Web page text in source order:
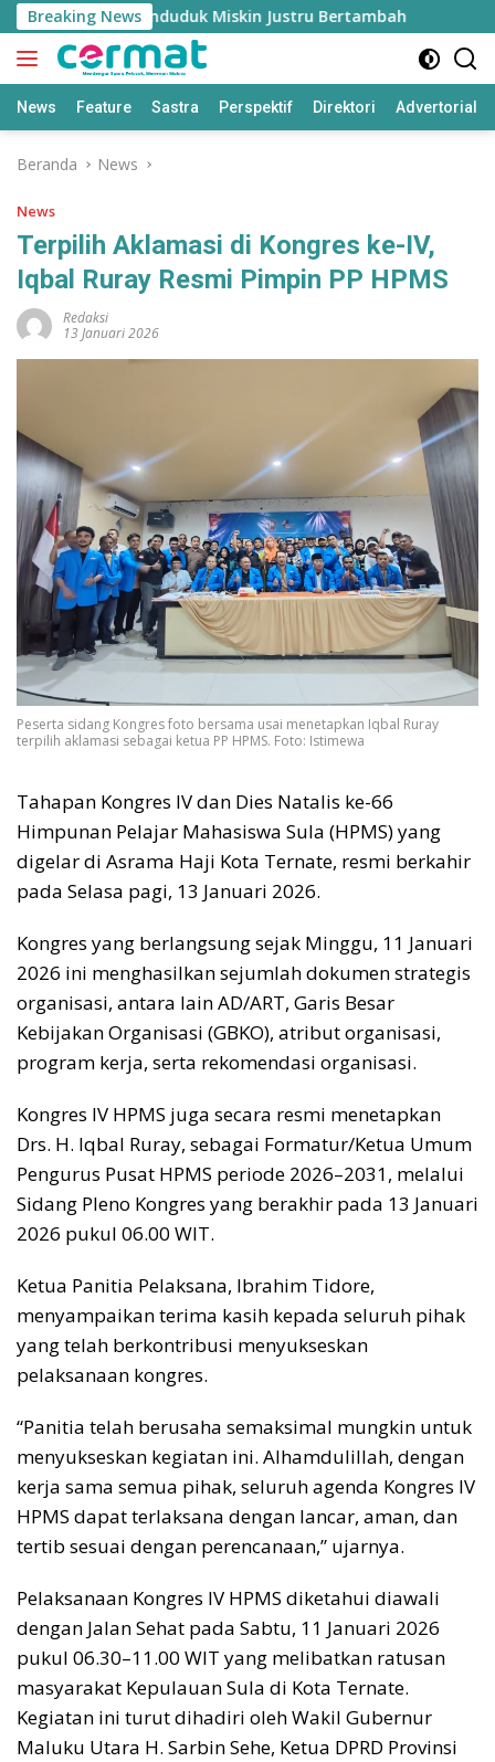
Langsung
ke
konten
Breaking News
Tinggi, Penduduk Miskin Justru Bertambah
News Feature Sastra Perspektif Direktori Advertorial
Beranda News
News
Terpilih Aklamasi di Kongres ke-IV,
Iqbal Ruray Resmi Pimpin PP HPMS
Redaksi
13 Januari 2026
Peserta sidang Kongres foto bersama usai menetapkan Iqbal Ruray
terpilih aklamasi sebagai ketua PP HPMS. Foto: Istimewa
Tahapan Kongres IV dan Dies Natalis ke-66
Himpunan Pelajar Mahasiswa Sula (HPMS) yang
digelar di Asrama Haji Kota Ternate, resmi berkahir
pada Selasa pagi, 13 Januari 2026.
Kongres yang berlangsung sejak Minggu, 11 Januari
2026 ini menghasilkan sejumlah dokumen strategis
organisasi, antara lain AD/ART, Garis Besar
Kebijakan Organisasi (GBKO), atribut organisasi,
program kerja, serta rekomendasi organisasi.
Kongres IV HPMS juga secara resmi menetapkan
Drs. H. Iqbal Ruray, sebagai Formatur/Ketua Umum
Pengurus Pusat HPMS periode 2026–2031, melalui
Sidang Pleno Kongres yang berakhir pada 13 Januari
2026 pukul 06.00 WIT.
Ketua Panitia Pelaksana, Ibrahim Tidore,
menyampaikan terima kasih kepada seluruh pihak
yang telah berkontribusi menyukseskan
pelaksanaan kongres.
“Panitia telah berusaha semaksimal mungkin untuk
menyukseskan kegiatan ini. Alhamdulillah, dengan
kerja sama semua pihak, seluruh agenda Kongres IV
HPMS dapat terlaksana dengan lancar, aman, dan
tertib sesuai dengan perencanaan,” ujarnya.
Pelaksanaan Kongres IV HPMS diketahui diawali
dengan Jalan Sehat pada Sabtu, 11 Januari 2026
pukul 06.30–11.00 WIT yang melibatkan ratusan
masyarakat Kepulauan Sula di Kota Ternate.
Kegiatan ini turut dihadiri oleh Wakil Gubernur
Maluku Utara H. Sarbin Sehe, Ketua DPRD Provinsi